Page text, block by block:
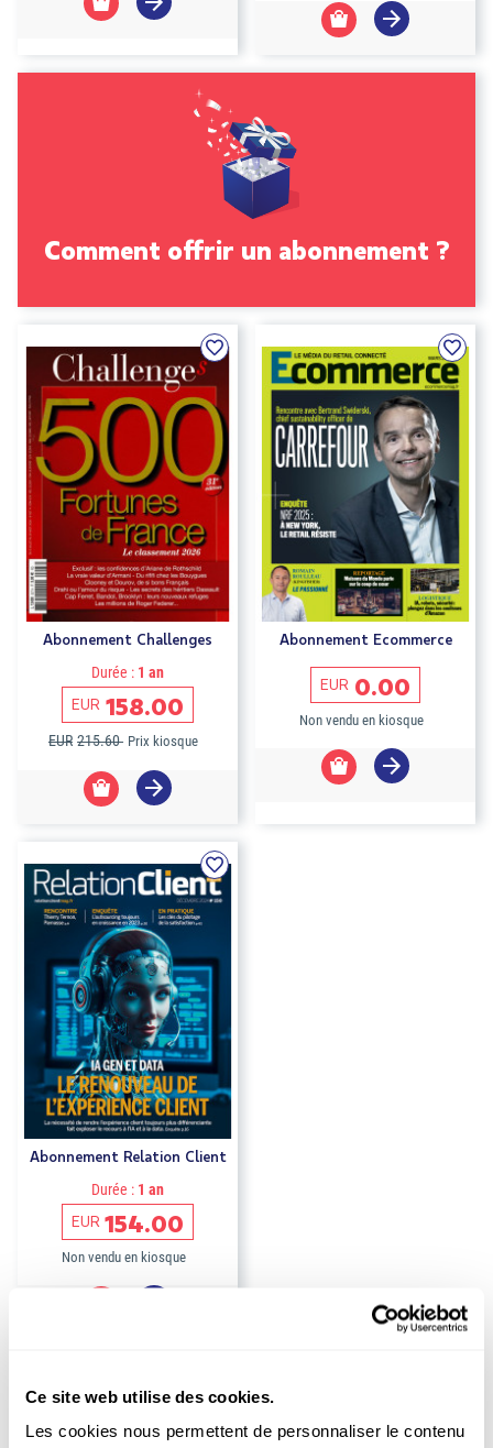
Ce site web utilise des cookies.
Les cookies nous permettent de personnaliser le contenu
Comment offrir un abonnement ?
Abonnement Challenges
Durée : 1 an
EUR 158.00
EUR 215.60 Prix kiosque
Abonnement Ecommerce
EUR 0.00
Non vendu en kiosque
Abonnement Relation Client
Durée : 1 an
EUR 154.00
Non vendu en kiosque